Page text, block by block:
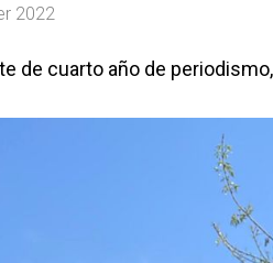
2022
de cuarto año de